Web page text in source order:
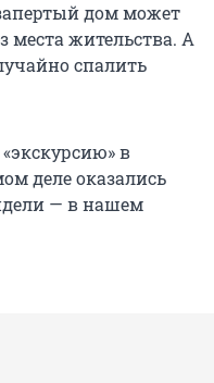
дом может
места жительства. А
спалить
в
деле оказались
— в нашем